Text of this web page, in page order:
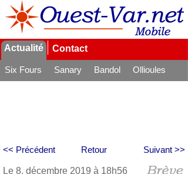
Actualité Contact
Six Fours Sanary Bandol
Ollioules
Retour
<< Précédent Suivant >>
Le 8. décembre 2019 à 18h56